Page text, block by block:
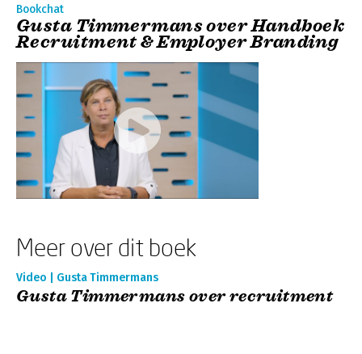
Bookchat
Gusta Timmermans over Handboek
Recruitment & Employer Branding
Meer over dit boek
Video | Gusta Timmermans
Gusta Timmermans over recruitment